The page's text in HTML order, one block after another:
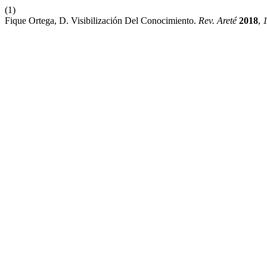
(1)
Fique Ortega, D. Visibilización Del Conocimiento. Rev. Areté 2018,